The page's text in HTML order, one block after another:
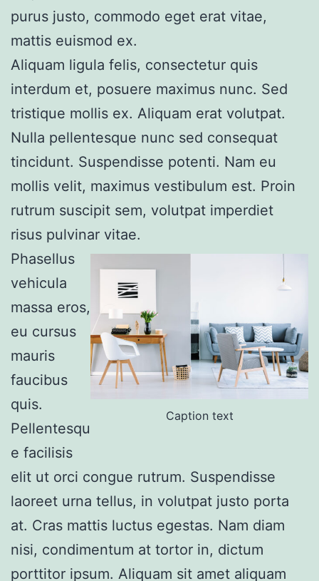
purus justo, commodo eget erat vitae,
mattis euismod ex.
Aliquam ligula felis, consectetur quis
interdum et, posuere maximus nunc. Sed
tristique mollis ex. Aliquam erat volutpat.
Nulla pellentesque nunc sed consequat
tincidunt. Suspendisse potenti. Nam eu
mollis velit, maximus vestibulum est. Proin
rutrum suscipit sem, volutpat imperdiet
risus pulvinar vitae.
Caption text
Phasellus
vehicula
massa eros,
eu cursus
mauris
faucibus
quis.
Pellentesqu
e facilisis
elit ut orci congue rutrum. Suspendisse
laoreet urna tellus, in volutpat justo porta
at. Cras mattis luctus egestas. Nam diam
nisi, condimentum at tortor in, dictum
porttitor ipsum. Aliquam sit amet aliquam